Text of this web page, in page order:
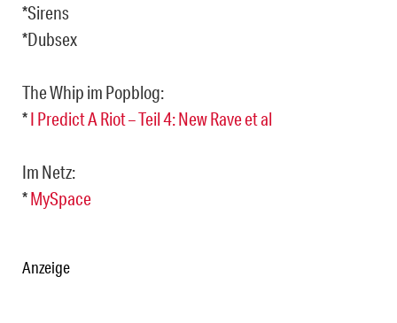
*Sirens
*Dubsex
The Whip im Popblog:
*I Predict A Riot – Teil 4: New Rave et al
Im Netz:
*MySpace
Anzeige